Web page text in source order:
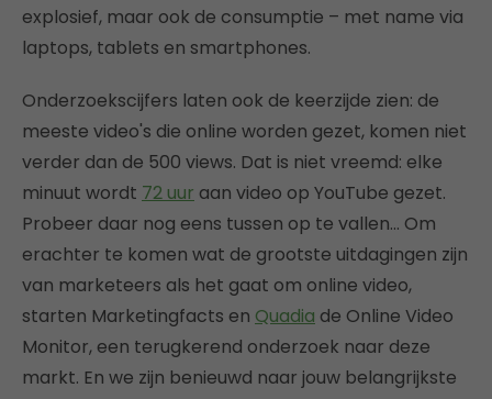
explosief, maar ook de consumptie – met name via
laptops, tablets en smartphones.
Onderzoekscijfers laten ook de keerzijde zien: de
meeste video's die online worden gezet, komen niet
verder dan de 500 views. Dat is niet vreemd: elke
minuut wordt 72 uur aan video op YouTube gezet.
Probeer daar nog eens tussen op te vallen… Om
erachter te komen wat de grootste uitdagingen zijn
van marketeers als het gaat om online video,
starten Marketingfacts en Quadia de Online Video
Monitor, een terugkerend onderzoek naar deze
markt. En we zijn benieuwd naar jouw belangrijkste